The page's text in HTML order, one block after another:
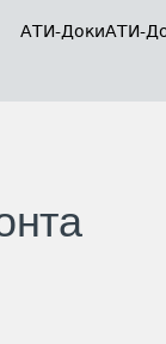
АТИ-ДокиАТИ-